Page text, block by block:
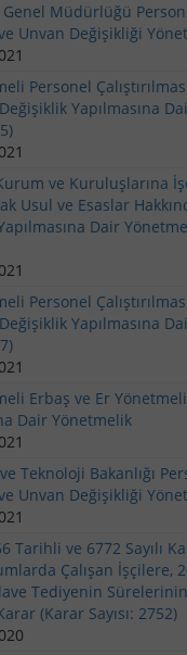
Müdürlüğü
Unvan Değişikliği
Personel
Yapılmasına
ve Kuruluşlarına
Usul ve Esaslar
Dair
Personel
Yapılmasına
Erbaş ve Er
Dair Yönetmelik
Teknoloji Bakanlığı
Unvan Değişikliği
Tarihli ve 6772 Sayılı
Çalışan İşçilere,
Tediyenin
(Karar Sayısı: 2752)